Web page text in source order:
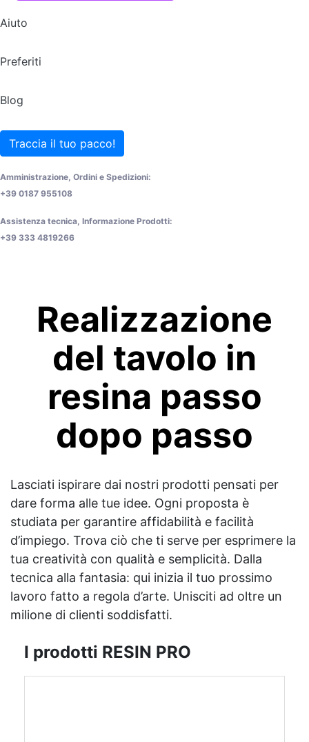
Aiuto
Preferiti
Blog
Traccia il tuo pacco!
Amministrazione, Ordini e Spedizioni:
+39 0187 955108
Assistenza tecnica, Informazione Prodotti:
+39 333 4819266
Realizzazione
del tavolo in
resina passo
dopo passo
Lasciati ispirare dai nostri prodotti pensati per
dare forma alle tue idee. Ogni proposta è
studiata per garantire affidabilità e facilità
d’impiego. Trova ciò che ti serve per esprimere la
tua creatività con qualità e semplicità. Dalla
tecnica alla fantasia: qui inizia il tuo prossimo
lavoro fatto a regola d’arte. Unisciti ad oltre un
milione di clienti soddisfatti.
I prodotti RESIN PRO